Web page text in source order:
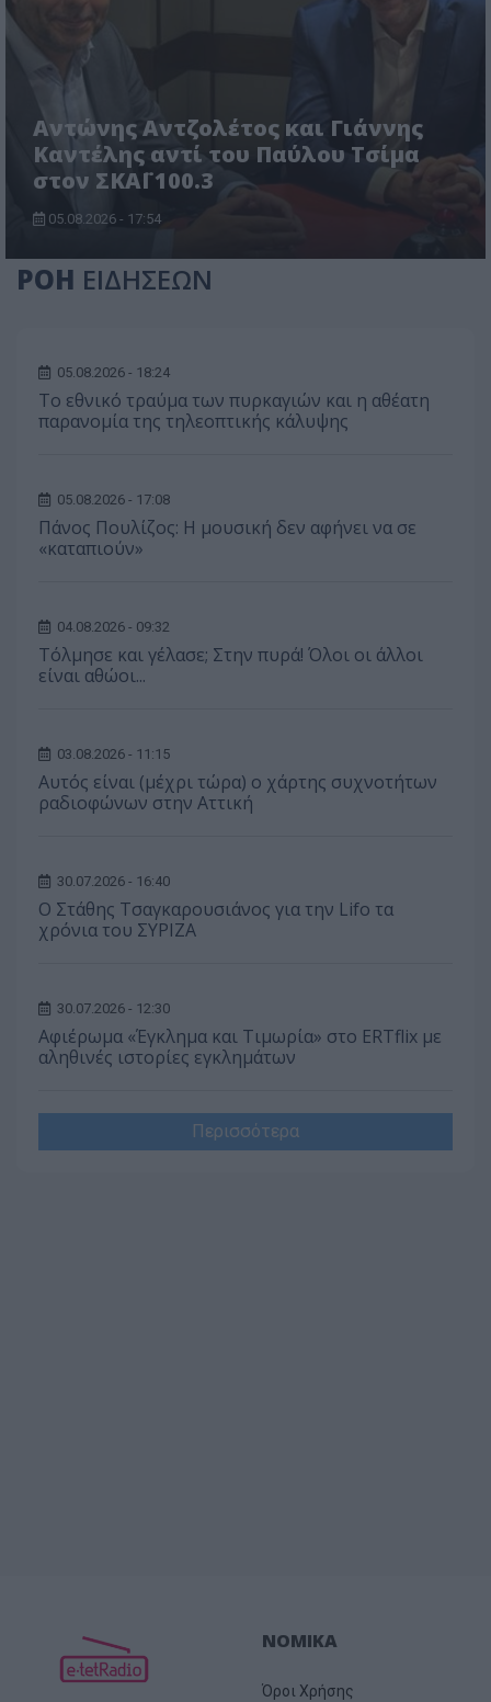
Αντώνης Αντζολέτος και Γιάννης
Καντέλης αντί του Παύλου Τσίμα
στον ΣΚΑΪ 100.3
05.08.2026 - 17:54
ΡΟΗ ΕΙΔΗΣΕΩΝ
05.08.2026 - 18:24
Το εθνικό τραύμα των πυρκαγιών και η αθέατη
παρανομία της τηλεοπτικής κάλυψης
05.08.2026 - 17:08
Πάνος Πουλίζος: Η μουσική δεν αφήνει να σε
«καταπιούν»
04.08.2026 - 09:32
Τόλμησε και γέλασε; Στην πυρά! Όλοι οι άλλοι
είναι αθώοι...
03.08.2026 - 11:15
Αυτός είναι (μέχρι τώρα) ο χάρτης συχνοτήτων
ραδιοφώνων στην Αττική
30.07.2026 - 16:40
Ο Στάθης Τσαγκαρουσιάνος για την Lifo τα
χρόνια του ΣΥΡΙΖΑ
30.07.2026 - 12:30
Αφιέρωμα «Έγκλημα και Τιμωρία» στο ERTflix με
αληθινές ιστορίες εγκλημάτων
Περισσότερα
ΝΟΜΙΚΑ
Όροι Χρήσης